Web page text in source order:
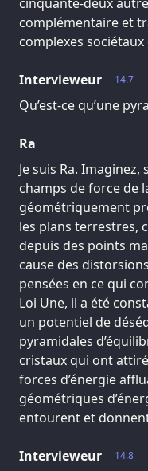
complémentaire et
complexes
14.7
Intervieweur
Qu’est-ce qu’une
Ra
Je suis Ra.
champs de force de
géométriquement
les plans terrestres,
depuis des points
cause des
pensées en ce qui
Loi Une, il a été
un potentiel de
pyramidales
cristaux qui ont
forces d’énergie
géométriques
entourent et
14.8
Intervieweur